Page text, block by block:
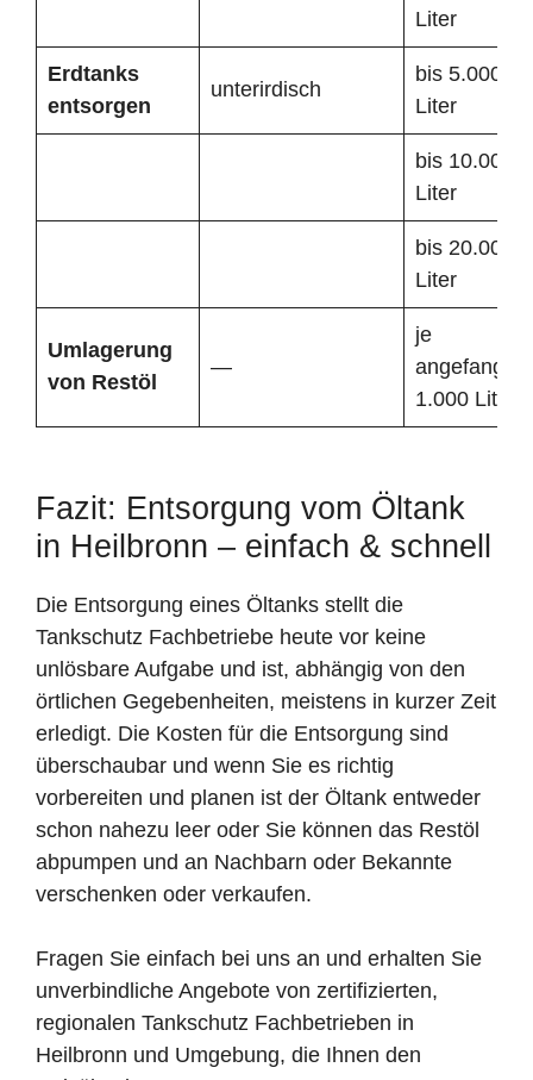
Liter
Erdtanks
entsorgen
unterirdisch
bis 5.000
Liter
bis 10.000
Liter
bis 20.000
Liter
Umlagerung
von Restöl
—
je
1.000 Liter
Fazit: Entsorgung vom Öltank
in Heilbronn – einfach & schnell
Die Entsorgung eines Öltanks stellt die
Tankschutz Fachbetriebe heute vor keine
unlösbare Aufgabe und ist, abhängig von den
örtlichen Gegebenheiten, meistens in kurzer Zeit
erledigt. Die Kosten für die Entsorgung sind
überschaubar und wenn Sie es richtig
vorbereiten und planen ist der Öltank entweder
schon nahezu leer oder Sie können das Restöl
abpumpen und an Nachbarn oder Bekannte
verschenken oder verkaufen.
Fragen Sie einfach bei uns an und erhalten Sie
unverbindliche Angebote von zertifizierten,
regionalen Tankschutz Fachbetrieben in
Heilbronn und Umgebung, die Ihnen den